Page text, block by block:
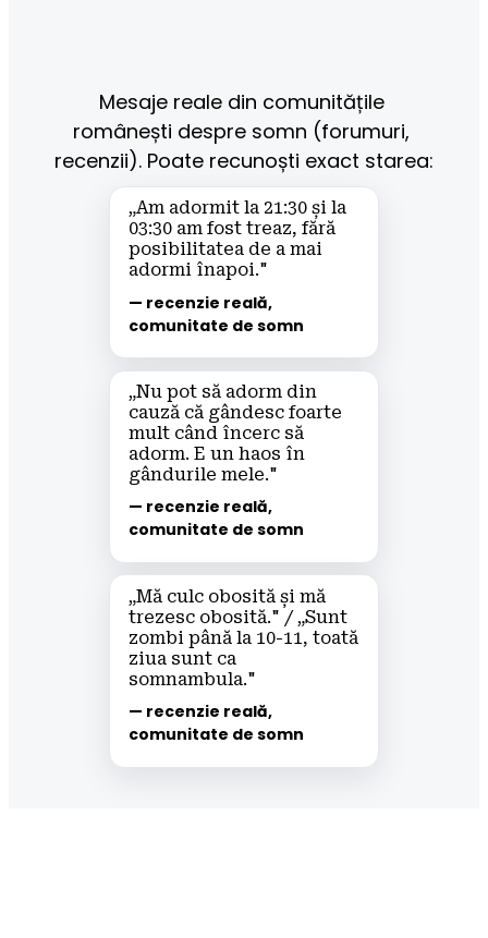
Mesaje reale din comunitățile
românești despre somn (forumuri,
recenzii). Poate recunoști exact starea:
„Am adormit la 21:30 și la
03:30 am fost treaz, fără
posibilitatea de a mai
adormi înapoi."
— recenzie reală,
comunitate de somn
„Nu pot să adorm din
cauză că gândesc foarte
mult când încerc să
adorm. E un haos în
gândurile mele."
— recenzie reală,
comunitate de somn
„Mă culc obosită și mă
trezesc obosită." / „Sunt
zombi până la 10-11, toată
ziua sunt ca
somnambula."
— recenzie reală,
comunitate de somn